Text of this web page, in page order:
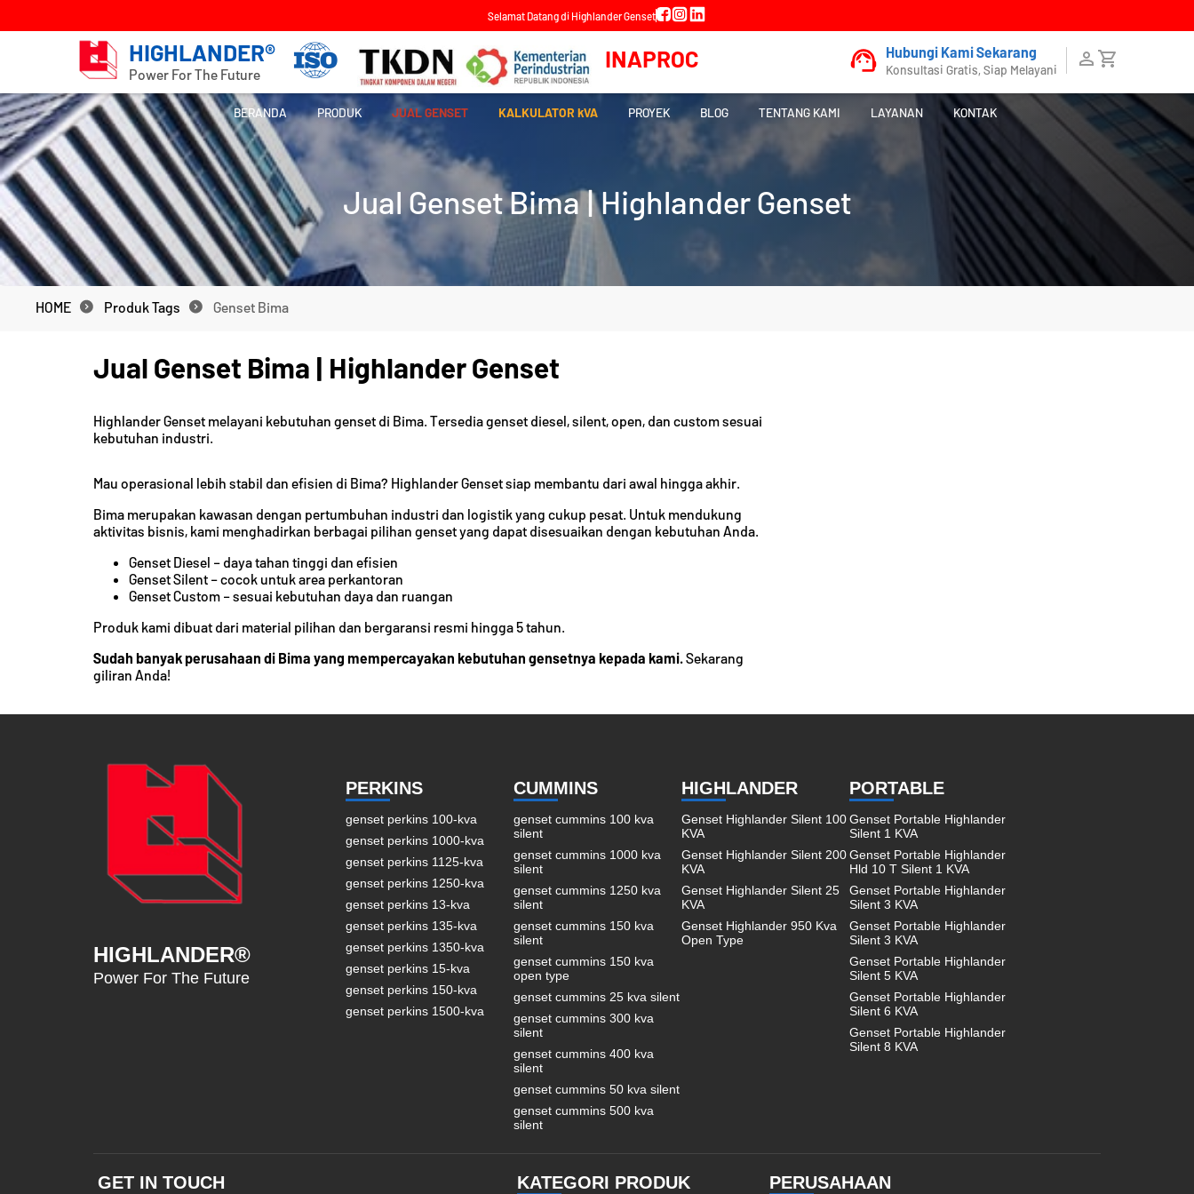
Selamat Datang di Highlander Genset
HIGHLANDER®
Power For The Future
INAPROC Hubungi Kami Sekarang
Konsultasi Gratis, Siap Melayani
BERANDA PRODUK JUAL GENSET KALKULATOR kVA PROYEK BLOG TENTANG KAMI LAYANAN KONTAK
Jual Genset Bima | Highlander Genset
HOME Produk Tags Genset Bima
HOME Produk Tags Genset Bima
Jual Genset Bima | Highlander Genset
Highlander Genset melayani kebutuhan genset di Bima. Tersedia genset diesel, silent, open, dan custom sesuai
kebutuhan industri.
Mau operasional lebih stabil dan efisien di Bima? Highlander Genset siap membantu dari awal hingga akhir.
Bima merupakan kawasan dengan pertumbuhan industri dan logistik yang cukup pesat. Untuk mendukung
aktivitas bisnis, kami menghadirkan berbagai pilihan genset yang dapat disesuaikan dengan kebutuhan Anda.
Genset Diesel – daya tahan tinggi dan efisien
Genset Silent – cocok untuk area perkantoran
Genset Custom – sesuai kebutuhan daya dan ruangan
Produk kami dibuat dari material pilihan dan bergaransi resmi hingga 5 tahun.
Sudah banyak perusahaan di Bima yang mempercayakan kebutuhan gensetnya kepada kami.Sekarang
giliran Anda!
HIGHLANDER®
Power For The Future
PERKINS
genset perkins 100-kva
genset perkins 1000-kva
genset perkins 1125-kva
genset perkins 1250-kva
genset perkins 13-kva
genset perkins 135-kva
genset perkins 1350-kva
genset perkins 15-kva
genset perkins 150-kva
genset perkins 1500-kva
CUMMINS
genset cummins 100 kva
silent
genset cummins 1000 kva
silent
genset cummins 1250 kva
silent
genset cummins 150 kva
silent
genset cummins 150 kva
open type
genset cummins 25 kva silent
genset cummins 300 kva
silent
genset cummins 400 kva
silent
genset cummins 50 kva silent
genset cummins 500 kva
silent
HIGHLANDER
Genset Highlander Silent 100
KVA
Genset Highlander Silent 200
KVA
Genset Highlander Silent 25
KVA
Genset Highlander 950 Kva
Open Type
PORTABLE
Genset Portable Highlander
Silent 1 KVA
Genset Portable Highlander
Hld 10 T Silent 1 KVA
Genset Portable Highlander
Silent 3 KVA
Genset Portable Highlander
Silent 3 KVA
Genset Portable Highlander
Silent 5 KVA
Genset Portable Highlander
Silent 6 KVA
Genset Portable Highlander
Silent 8 KVA
GET IN TOUCH KATEGORI PRODUK PERUSAHAAN